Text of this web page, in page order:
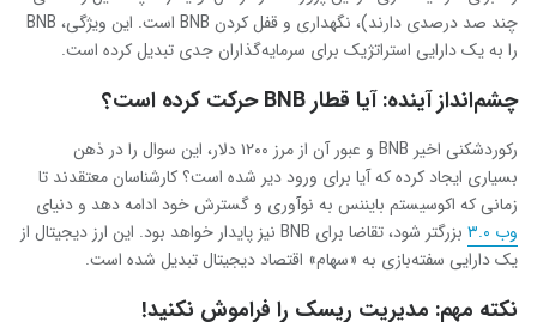
چند صد درصدی دارند)، نگهداری و قفل کردن BNB است. این ویژگی، BNB
را به یک دارایی استراتژیک برای سرمایه‌گذاران جدی تبدیل کرده است.
چشم‌انداز آینده: آیا قطار BNB حرکت کرده است؟
رکوردشکنی اخیر BNB و عبور آن از مرز ۱۲۰۰ دلار، این سوال را در ذهن
بسیاری ایجاد کرده که آیا برای ورود دیر شده است؟ کارشناسان معتقدند تا
زمانی که اکوسیستم بایننس به نوآوری و گسترش خود ادامه دهد و دنیای
وب ۳.۰
بزرگتر شود، تقاضا برای BNB نیز پایدار خواهد بود. این ارز دیجیتال از
یک دارایی سفته‌بازی به «سهام» اقتصاد دیجیتال تبدیل شده است.
نکته مهم: مدیریت ریسک را فراموش نکنید!